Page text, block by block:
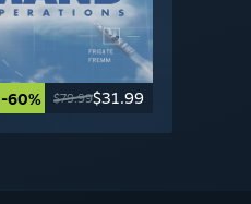
-60% $79.99$31.99